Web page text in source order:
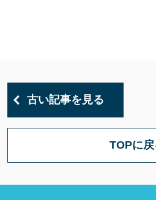
古い記事を見る
TOPに戻